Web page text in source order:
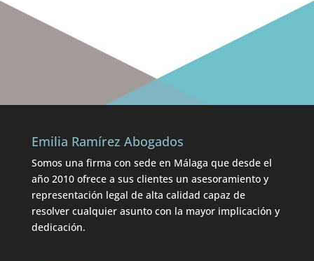
Emilia Ramírez Abogados
Somos una firma con sede en Málaga que desde el
año 2010 ofrece a sus clientes un asesoramiento y
representación legal de alta calidad capaz de
resolver cualquier asunto con la mayor implicación y
dedicación.